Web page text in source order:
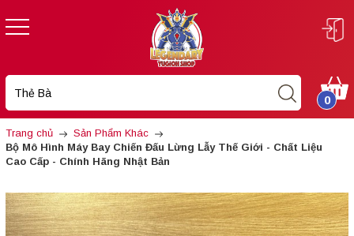
0
Trang chủ
Sản Phẩm Khác
Bộ Mô Hình Máy Bay Chiến Đấu Lừng Lẫy Thế Giới - Chất Liệu
Cao Cấp - Chính Hãng Nhật Bản